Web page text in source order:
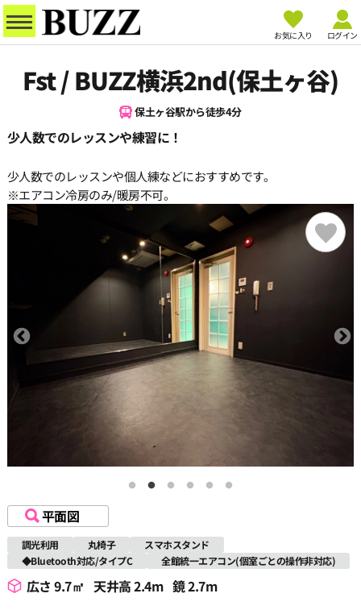
お気に入り ログイン
Fst / BUZZ横浜2nd(保土ヶ谷)
保土ヶ谷駅から徒歩4分
少人数でのレッスンや練習に！
少人数でのレッスンや個人練などにおすすめです。
※エアコン冷房のみ/暖房不可。
平面図
調光利用 丸椅子
スマホスタンド
◆Bluetooth対応/タイプC
全館統一エアコン(個室ごとの操作非対応)
広さ 9.7㎡ 天井高 2.4m 鏡 2.7m